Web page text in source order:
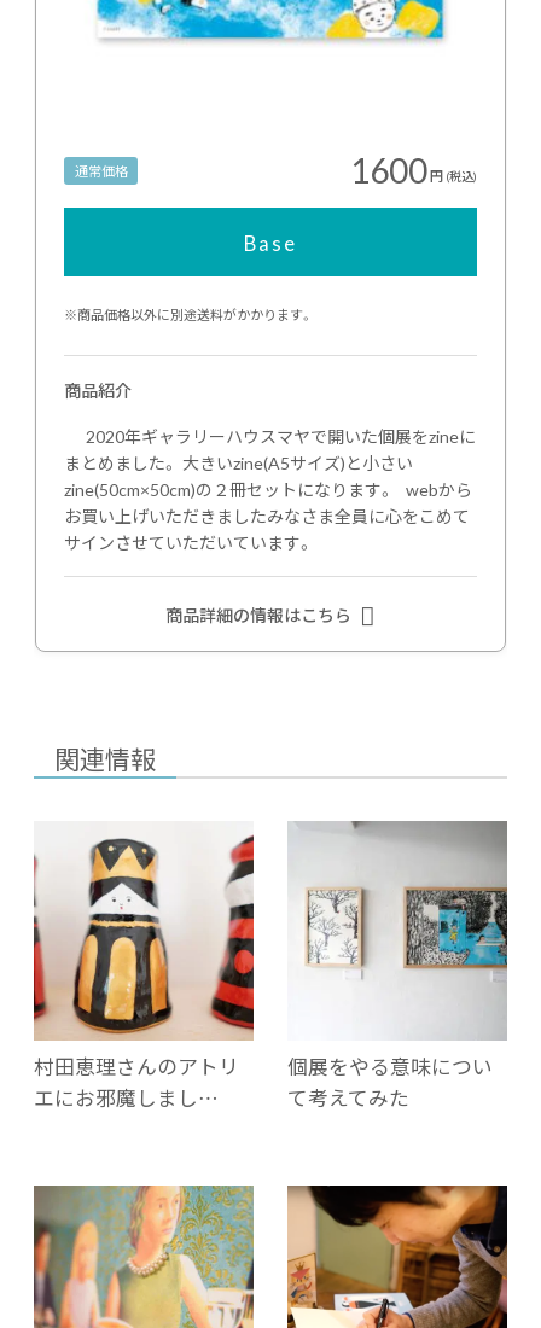
通常価格 1600円 (税込)
Base
※商品価格以外に別途送料がかかります。
商品紹介
2020年ギャラリーハウスマヤで開いた個展をzineに
まとめました。 大きいzine(A5サイズ)と小さい
zine(50cm×50cm)の２冊セットになります。 webから
お買い上げいただきましたみなさま全員に心をこめて
サインさせていただいています。
商品詳細の情報はこちら
関連情報
村田恵理さんのアトリ
エにお邪魔しまし…
個展をやる意味につい
て考えてみた